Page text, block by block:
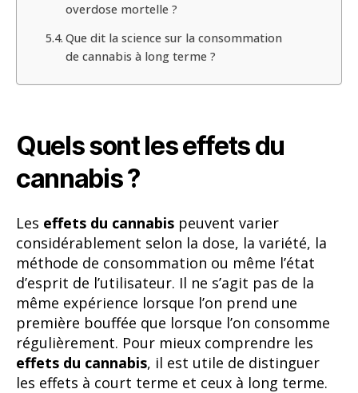
overdose mortelle ?
Que dit la science sur la consommation
de cannabis à long terme ?
Quels sont les effets du
cannabis ?
Les effets du cannabis peuvent varier
considérablement selon la dose, la variété, la
méthode de consommation ou même l’état
d’esprit de l’utilisateur. Il ne s’agit pas de la
même expérience lorsque l’on prend une
première bouffée que lorsque l’on consomme
régulièrement. Pour mieux comprendre les
effets du cannabis, il est utile de distinguer
les effets à court terme et ceux à long terme.